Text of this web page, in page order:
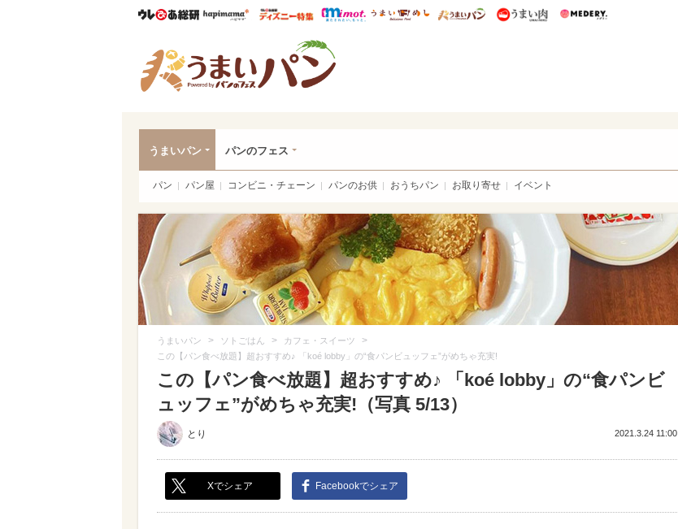
ウレぴあ総研ハピママ* ウレぴあ総研 ディズニー特集
mimot. うまいめし うまいパン うまい肉
うまいパン パンのフェス
パン パン屋 コンビニ・チェーン パンのお供 おうちパン お取り寄せ イベント
うまいパン > ソトごはん > カフェ・スイーツ >
この【パン食べ放題】超おすすめ♪ 「koé lobby」の“食パンビュッフェ”がめちゃ充実!
この【パン食べ放題】超おすすめ♪ 「koé lobby」の“食パンビ
ュッフェ”がめちゃ充実!（写真 5/13）
とり 2021.3.24 11:00
Xでシェア Facebookでシェア